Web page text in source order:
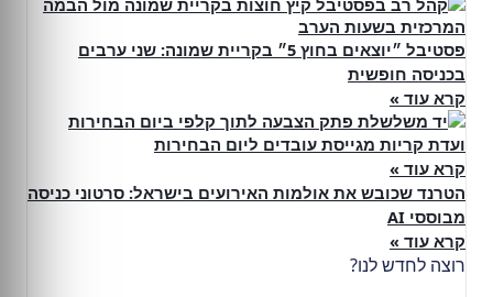
פסטיבל ״יוצאים בחוץ 5״ בקריית שמונה: שני ערבים
בכניסה חופשית
קרא עוד »
ועדת קריות מגייסת עובדים ליום הבחירות
קרא עוד »
הטרנד שכובש את אולמות האירועים בישראל: סרטוני כניסה
מבוססי AI
קרא עוד »
רוצה לחדש לנו?